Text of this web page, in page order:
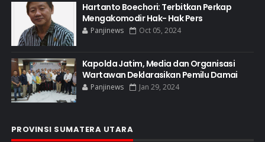
Hartanto Boechori: Terbitkan Perkap
Mengakomodir Hak- Hak Pers
Panjinews Oct 05, 2024
Kapolda Jatim, Media dan Organisasi
Wartawan Deklarasikan Pemilu Damai
Panjinews Jan 29, 2024
PROVINSI SUMATERA UTARA